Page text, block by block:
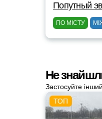
Попутный
ПО МІСТУ
Не
Застосуйте